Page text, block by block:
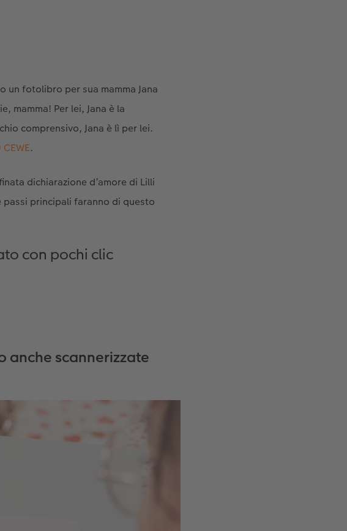
un fotolibro per sua mamma Jana
mamma! Per lei, Jana è la
comprensivo, Jana è lì per lei.
.
dichiarazione d’amore di Lilli
principali faranno di questo
con pochi clic
anche scannerizzate